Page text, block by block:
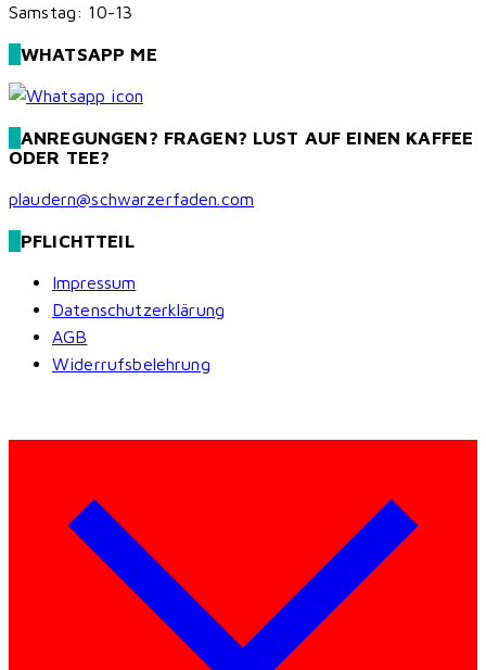
Samstag: 10-13
WHATSAPP ME
ANREGUNGEN? FRAGEN? LUST AUF EINEN KAFFEE
ODER TEE?
plaudern@schwarzerfaden.com
PFLICHTTEIL
Impressum
Datenschutzerklärung
AGB
Widerrufsbelehrung